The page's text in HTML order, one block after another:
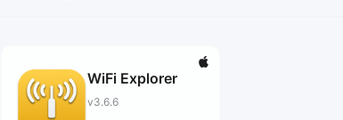
WiFi Explorer
v3.6.6